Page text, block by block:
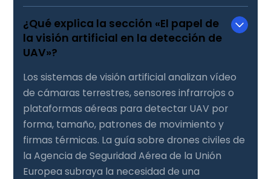
¿Qué explica la sección «El papel de
la visión artificial en la detección de
UAV»?
Los sistemas de visión artificial analizan vídeo
de cámaras terrestres, sensores infrarrojos o
plataformas aéreas para detectar UAV por
forma, tamaño, patrones de movimiento y
firmas térmicas. La guía sobre drones civiles de
la Agencia de Seguridad Aérea de la Unión
Europea subraya la necesidad de una